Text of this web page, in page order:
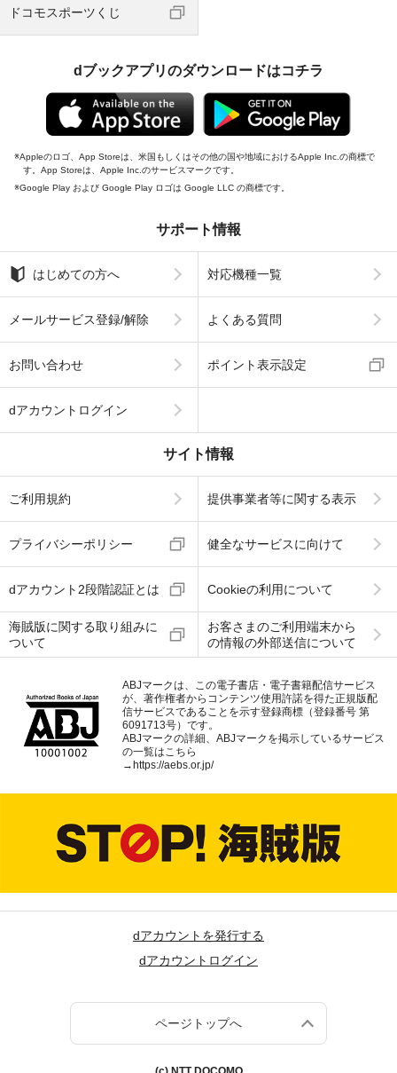
ドコモスポーツくじ
dブックアプリのダウンロードはコチラ
Appleのロゴ、App Storeは、米国もしくはその他の国や地域におけるApple Inc.の商標で
す。App Storeは、Apple Inc.のサービスマークです。
Google Play および Google Play ロゴは Google LLC の商標です。
サポート情報
はじめての方へ 対応機種一覧
メールサービス登録/解除 よくある質問
お問い合わせ ポイント表示設定
dアカウントログイン
サイト情報
ご利用規約 提供事業者等に関する表示
プライバシーポリシー 健全なサービスに向けて
dアカウント2段階認証とは Cookieの利用について
海賊版に関する取り組みに
ついて
お客さまのご利用端末から
の情報の外部送信について
ABJマークは、この電子書店・電子書籍配信サービス
が、著作権者からコンテンツ使用許諾を得た正規版配
信サービスであることを示す登録商標（登録番号 第
6091713号）です。
ABJマークの詳細、ABJマークを掲示しているサービス
の一覧はこちら
→ https://aebs.or.jp/
dアカウントを発行する
dアカウントログイン
ページトップへ